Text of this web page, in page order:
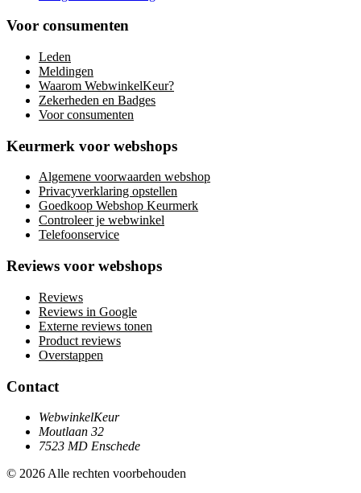
Voor consumenten
Leden
Meldingen
Waarom WebwinkelKeur?
Zekerheden en Badges
Voor consumenten
Keurmerk voor webshops
Algemene voorwaarden webshop
Privacyverklaring opstellen
Goedkoop Webshop Keurmerk
Controleer je webwinkel
Telefoonservice
Reviews voor webshops
Reviews
Reviews in Google
Externe reviews tonen
Product reviews
Overstappen
Contact
WebwinkelKeur
Moutlaan 32
7523 MD Enschede
© 2026 Alle rechten voorbehouden